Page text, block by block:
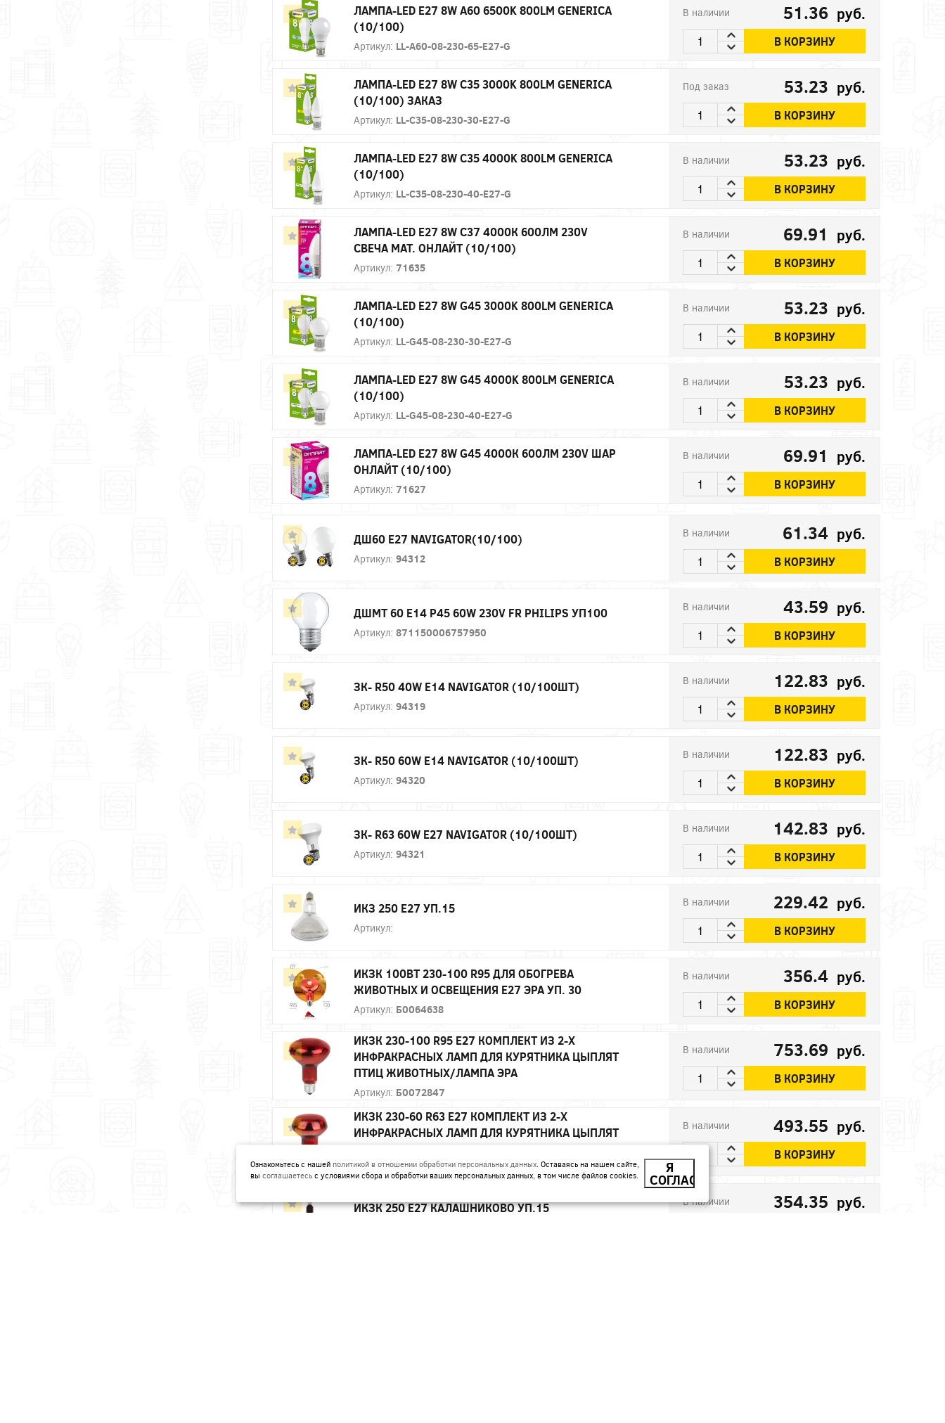
ЛАМПА-LED E27 8W A60 6500K 800LM GENERICA
(10/100)
Артикул: LL-A60-08-230-65-E27-G
В наличии 51.36 руб.
В КОРЗИНУ
ЛАМПА-LED E27 8W C35 3000K 800LM GENERICA
(10/100) ЗАКАЗ
Артикул: LL-C35-08-230-30-E27-G
Под заказ 53.23 руб.
В КОРЗИНУ
ЛАМПА-LED E27 8W C35 4000K 800LM GENERICA
(10/100)
Артикул: LL-C35-08-230-40-E27-G
В наличии 53.23 руб.
В КОРЗИНУ
ЛАМПА-LED E27 8W C37 4000К 600ЛМ 230V
СВЕЧА МАТ. ОНЛАЙТ (10/100)
Артикул: 71635
В наличии 69.91 руб.
В КОРЗИНУ
ЛАМПА-LED E27 8W G45 3000K 800LM GENERICA
(10/100)
Артикул: LL-G45-08-230-30-E27-G
В наличии 53.23 руб.
В КОРЗИНУ
ЛАМПА-LED E27 8W G45 4000K 800LM GENERICA
(10/100)
Артикул: LL-G45-08-230-40-E27-G
В наличии 53.23 руб.
В КОРЗИНУ
ЛАМПА-LED E27 8W G45 4000К 600ЛМ 230V ШАР
ОНЛАЙТ (10/100)
Артикул: 71627
В наличии 69.91 руб.
В КОРЗИНУ
ДШ60 Е27 NAVIGATOR(10/100)
Артикул: 94312
В наличии 61.34 руб.
В КОРЗИНУ
ДШМТ 60 Е14 P45 60W 230V FR PHILIPS УП100
Артикул: 871150006757950
В наличии 43.59 руб.
В КОРЗИНУ
ЗК- R50 40W E14 NAVIGATOR (10/100ШТ)
Артикул: 94319
В наличии 122.83 руб.
В КОРЗИНУ
ЗК- R50 60W E14 NAVIGATOR (10/100ШТ)
Артикул: 94320
В наличии 122.83 руб.
В КОРЗИНУ
ЗК- R63 60W E27 NAVIGATOR (10/100ШТ)
Артикул: 94321
В наличии 142.83 руб.
В КОРЗИНУ
ИКЗ 250 Е27 УП.15
Артикул:
В наличии 229.42 руб.
В КОРЗИНУ
ИКЗК 100ВТ 230-100 R95 ДЛЯ ОБОГРЕВА
ЖИВОТНЫХ И ОСВЕЩЕНИЯ Е27 ЭРА УП. 30
Артикул: Б0064638
В наличии 356.4 руб.
В КОРЗИНУ
ИКЗК 230-100 R95 E27 КОМПЛЕКТ ИЗ 2-Х
ИНФРАКРАСНЫХ ЛАМП ДЛЯ КУРЯТНИКА ЦЫПЛЯТ
ПТИЦ ЖИВОТНЫХ/ЛАМПА ЭРА
Артикул: Б0072847
В наличии 753.69 руб.
В КОРЗИНУ
ИКЗК 230-60 R63 E27 КОМПЛЕКТ ИЗ 2-Х
ИНФРАКРАСНЫХ ЛАМП ДЛЯ КУРЯТНИКА ЦЫПЛЯТ
Артикул:Б0072848
В наличии 493.55 руб.
В КОРЗИНУ
ИКЗК 250 Е27 КАЛАШНИКОВО УП.15 В наличии 354.35 руб.
Ознакомьтесь с нашей политикой в отношении обработки персональных данных. Оставаясь на нашем сайте,
вы соглашаетесь с условиями сбора и обработки ваших персональных данных, в том числе файлов cookies. Я
СОГЛАСЕН